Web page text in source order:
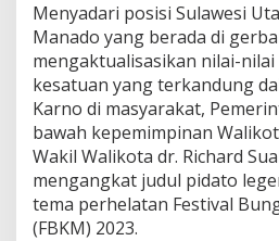
g
k
a
t
e
b
a
g
a
i
Menyadari posisi Sulawesi
Manado yang berada di
mengaktualisasikan nilai-
kesatuan yang terkandung
Karno di masyarakat,
bawah kepemimpinan
Wakil Walikota dr. Richard
mengangkat judul pidato
tema perhelatan Festival
(FBKM) 2023.